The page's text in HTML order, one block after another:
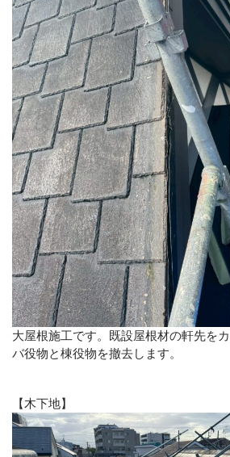
大屋根施工です。既設屋根材の軒先を
バ役物と棟役物を撤去します。
【木下地】